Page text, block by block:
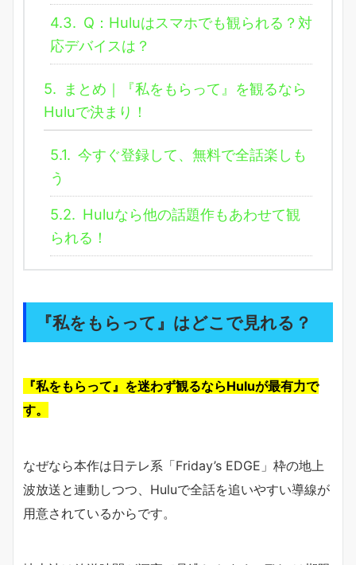
4.3. Q：Huluはスマホでも観られる？対
応デバイスは？
5.
まとめ｜『私をもらって』を観るなら
Huluで決まり！
5.1. 今すぐ登録して、無料で全話楽しも
う
5.2. Huluなら他の話題作もあわせて観
られる！
『私をもらって』はどこで見れる？
『私をもらって』を迷わず観るならHuluが最有力で
す。
なぜなら本作は日テレ系「Friday’s EDGE」枠の地上
波放送と連動しつつ、Huluで全話を追いやすい導線が
用意されているからです。